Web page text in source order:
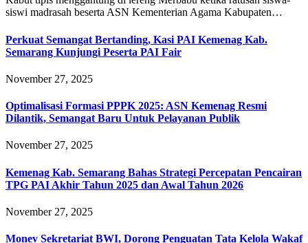
siswi madrasah beserta ASN Kementerian Agama Kabupaten…
Perkuat Semangat Bertanding, Kasi PAI Kemenag Kab.
Semarang Kunjungi Peserta PAI Fair
November 27, 2025
Optimalisasi Formasi PPPK 2025: ASN Kemenag Resmi
Dilantik, Semangat Baru Untuk Pelayanan Publik
November 27, 2025
Kemenag Kab. Semarang Bahas Strategi Percepatan Pencairan
TPG PAI Akhir Tahun 2025 dan Awal Tahun 2026
November 27, 2025
Monev Sekretariat BWI, Dorong Penguatan Tata Kelola Wakaf